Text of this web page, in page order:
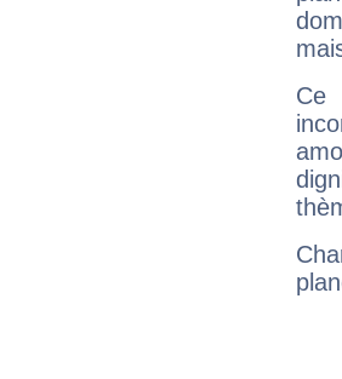
Ce